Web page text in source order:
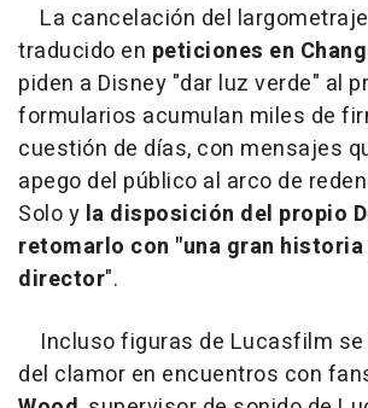
La cancelación del
traducido en peticiones en
piden a Disney "dar luz verde" al
formularios acumulan miles de
cuestión de días, con mensajes
apego del público al arco de
Solo y la disposición del propio
retomarlo con "una gran historia
director".
Incluso figuras de Lucasfilm se
del clamor en encuentros con